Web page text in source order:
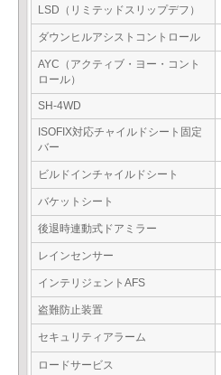
LSD（リミテッドスリップデフ）
ダウンヒルアシストコントロール
AYC（アクティブ・ヨー・コント
ロール）
SH-4WD
ISOFIX対応チャイルドシート固定
バー
ビルドインチャイルドシート
バケットシート
後退時連動式ドアミラー
レインセンサー
インテリジェントAFS
盗難防止装置
セキュリティアラーム
ロードサービス